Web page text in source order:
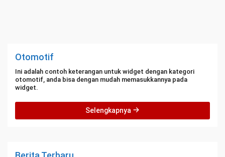
Otomotif
Ini adalah contoh keterangan untuk widget dengan kategori
otomotif, anda bisa dengan mudah memasukkannya pada
widget.
Selengkapnya